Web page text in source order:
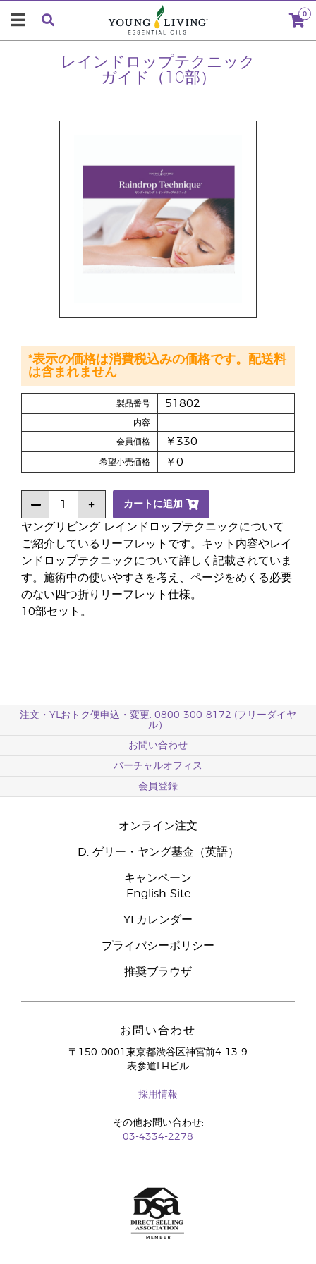
0
レインドロップテクニック
ガイド（10部）
ヤングリビング レインドロップテクニックについて
ご紹介しているリーフレットです。キット内容やレイ
ンドロップテクニックについて詳しく記載されていま
す。施術中の使いやすさを考え、ページをめくる必要
のない四つ折りリーフレット仕様。
10部セット。
製品番号 51802
内容
会員価格 ￥330
希望小売価格 ￥0
カートに追加
*表示の価格は消費税込みの価格です。配送料
は含まれません
注文・YLおトク便申込・変更: 0800-300-8172 (フリーダイヤ
ル）
お問い合わせ
バーチャルオフィス
会員登録
オンライン注文
D. ゲリー・ヤング基金（英語）
キャンペーン
English Site
YLカレンダー
プライバシーポリシー
推奨ブラウザ
お問い合わせ
〒150-0001東京都渋谷区神宮前4-13-9
表参道LHビル
採用情報
その他お問い合わせ:
03-4334-2278